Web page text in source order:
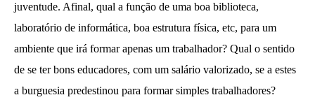
de 2013
wp-
admin
juventude. Afinal, qual a função de uma boa biblioteca,
laboratório de informática, boa estrutura física, etc, para um
ambiente que irá formar apenas um trabalhador? Qual o sentido
de se ter bons educadores, com um salário valorizado, se a estes
a burguesia predestinou para formar simples trabalhadores?